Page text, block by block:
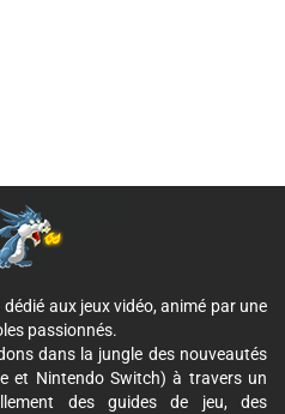
aux jeux vidéo, animé par une
passionnés.
dans la jungle des nouveautés
et Nintendo Switch) à travers un
des guides de jeu, des